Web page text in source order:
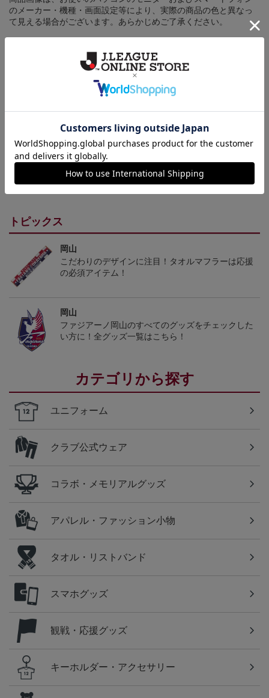
のメーカー・機種・画面設定等により、実際の商品の色と異なっ
て見える場合がございます。あらかじめご了承ください。
取り扱い商品によっては、パッケージやデザインなどの仕様が予
告なく変更になることがございます。
決済について
ギフト対応について
ヘルプページ
トピックス
岡山
こだわりのデザインに注目！タオルマフラーは応援
の必須アイテム！
岡山
ファジアーノ岡山のすべてのグッズをチェックした
い方に！全グッズ一覧はこちら！
カテゴリから探す
ユニフォーム
クラブ公式ウェア
コラボ・メモリアルグッズ
アパレル・ファッション小物
タオル・リストバンド
スマホグッズ
観戦・応援グッズ
キーホルダー・アクセサリー